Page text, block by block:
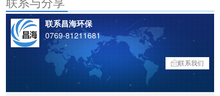
联系昌海环保
0769-81211681
联系我们